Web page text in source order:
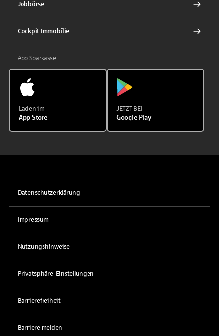
Jobbörse
Cockpit Immobilie
App Sparkasse
Laden im
App Store
JETZT BEI
Google Play
Datenschutzerklärung
Impressum
Nutzungshinweise
Privatsphäre-Einstellungen
Barrierefreiheit
Barriere melden